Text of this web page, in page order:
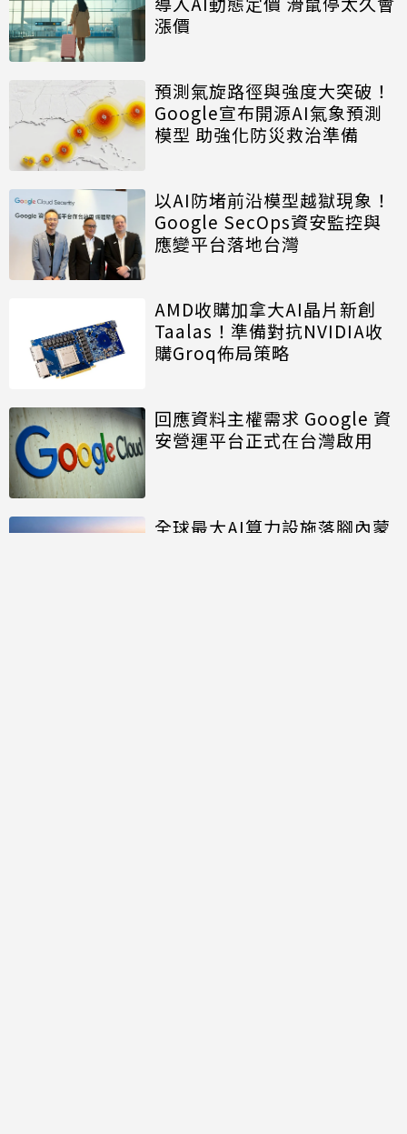
漲價
預測氣旋路徑與強度大突破！
Google宣布開源AI氣象預測
模型 助強化防災救治準備
以AI防堵前沿模型越獄現象！
Google SecOps資安監控與
應變平台落地台灣
AMD收購加拿大AI晶片新創
Taalas！準備對抗NVIDIA收
購Groq佈局策略
回應資料主權需求 Google 資
安營運平台正式在台灣啟用
全球最大AI算力設施落腳內蒙